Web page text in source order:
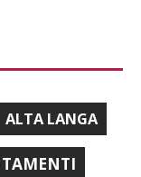
ALTA LANGA